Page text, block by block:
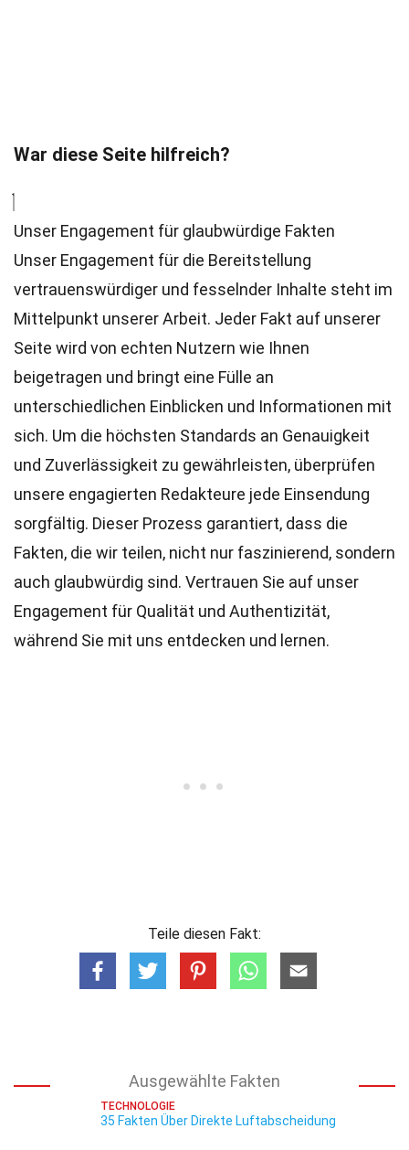
War diese Seite hilfreich?
Unser Engagement für glaubwürdige Fakten
Unser Engagement für die Bereitstellung
vertrauenswürdiger und fesselnder Inhalte steht im
Mittelpunkt unserer Arbeit. Jeder Fakt auf unserer
Seite wird von echten Nutzern wie Ihnen
beigetragen und bringt eine Fülle an
unterschiedlichen Einblicken und Informationen mit
sich. Um die höchsten Standards an Genauigkeit
und Zuverlässigkeit zu gewährleisten, überprüfen
unsere engagierten Redakteure jede Einsendung
sorgfältig. Dieser Prozess garantiert, dass die
Fakten, die wir teilen, nicht nur faszinierend, sondern
auch glaubwürdig sind. Vertrauen Sie auf unser
Engagement für Qualität und Authentizität,
während Sie mit uns entdecken und lernen.
Teile diesen Fakt:
Ausgewählte Fakten
TECHNOLOGIE
35 Fakten Über Direkte Luftabscheidung